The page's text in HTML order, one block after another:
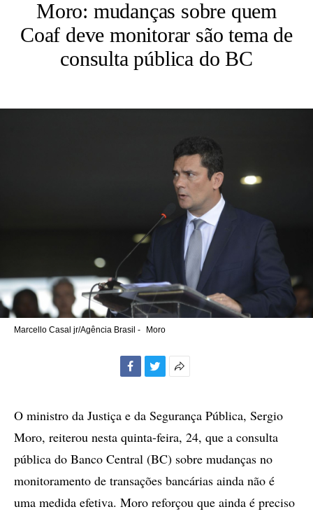
Moro: mudanças sobre quem
Coaf deve monitorar são tema de
consulta pública do BC
Marcello Casal jr/Agência Brasil - Moro
compartilhamento
O ministro da Justiça e da Segurança Pública, Sergio
Moro, reiterou nesta quinta-feira, 24, que a consulta
pública do Banco Central (BC) sobre mudanças no
monitoramento de transações bancárias ainda não é
uma medida efetiva. Moro reforçou que ainda é preciso